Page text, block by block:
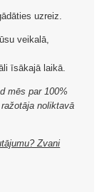
uzreiz.
veikalā,
īsākajā laikā.
mēs par 100%
noliktavā
Zvani